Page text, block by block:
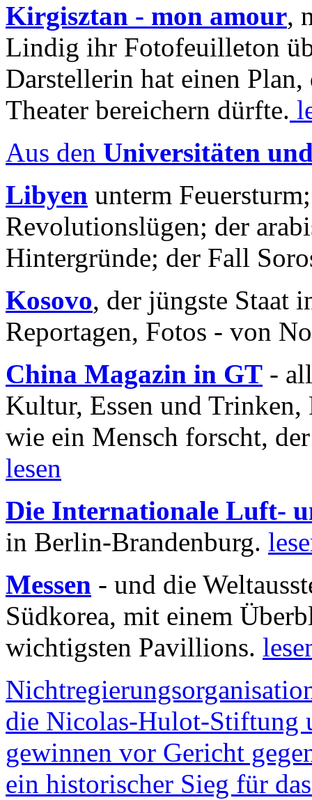
Kirgisztan - mon amour,
Lindig ihr Fotofeuilleton
Darstellerin hat einen Plan,
Theater bereichern dürfte.
Aus den Universitäten
Libyen unterm
Revolutionslügen; der
Hintergründe; der Fall
Kosovo, der jüngste Staat
Reportagen, Fotos - von
China Magazin in GT -
Kultur, Essen und
wie ein Mensch forscht,
lesen
Die Internationale Luft-
in Berlin-Brandenburg.
Messen - und die
Südkorea, mit einem
wichtigsten Pavillions.
die Nicolas-Hulot-Stiftung
gewinnen vor Gericht
ein historischer Sieg für